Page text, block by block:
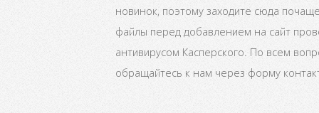
новинок, поэтому заходите сюда
файлы перед добавлением на сайт
антивирусом Касперского. По всем
обращайтесь к нам через форму